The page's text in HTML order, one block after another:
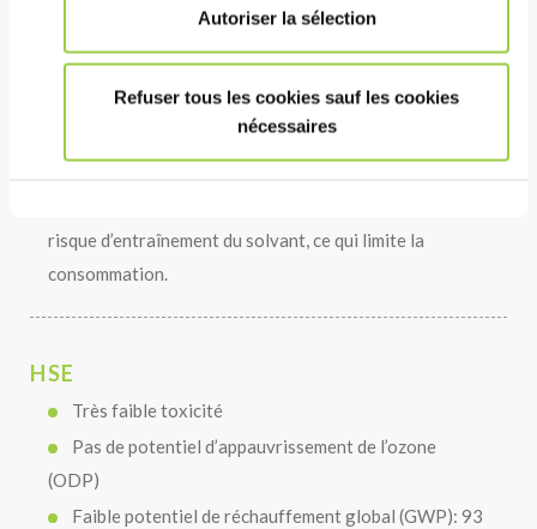
Autoriser la sélection
Refuser tous les cookies sauf les cookies
nécessaires
COÛT
Recyclage continu dans l’équipement pour une
longue durée de vie du bain
risque d’entraînement du solvant, ce qui limite la
consommation.
HSE
Très faible toxicité
Pas de potentiel d’appauvrissement de l’ozone
(ODP)
Faible potentiel de réchauffement global (GWP): 93